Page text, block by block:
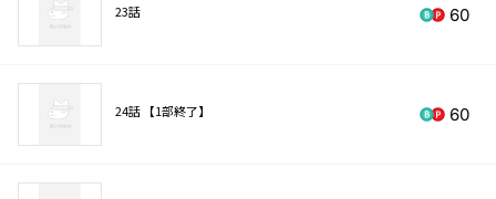
23話 60
24話 【1部終了】 60